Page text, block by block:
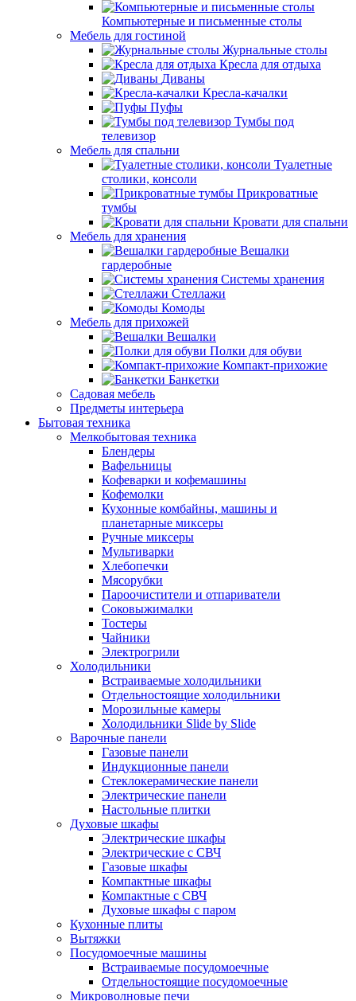
Компьютерные и письменные столы
Мебель для гостиной
Журнальные столы
Кресла для отдыха
Диваны
Кресла-качалки
Пуфы
Тумбы под
телевизор
Мебель для спальни
Туалетные
столики, консоли
Прикроватные
тумбы
Кровати для спальни
Мебель для хранения
Вешалки
гардеробные
Системы хранения
Стеллажи
Комоды
Мебель для прихожей
Вешалки
Полки для обуви
Компакт-прихожие
Банкетки
Садовая мебель
Предметы интерьера
Бытовая техника
Мелкобытовая техника
Блендеры
Вафельницы
Кофеварки и кофемашины
Кофемолки
Кухонные комбайны, машины и
планетарные миксеры
Ручные миксеры
Мультиварки
Хлебопечки
Мясорубки
Пароочистители и отпариватели
Соковыжималки
Тостеры
Чайники
Электрогрили
Холодильники
Встраиваемые холодильники
Отдельностоящие холодильники
Морозильные камеры
Холодильники Slide by Slide
Варочные панели
Газовые панели
Индукционные панели
Стеклокерамические панели
Электрические панели
Настольные плитки
Духовые шкафы
Электрические шкафы
Электрические с СВЧ
Газовые шкафы
Компактные шкафы
Компактные с СВЧ
Духовые шкафы с паром
Кухонные плиты
Вытяжки
Посудомоечные машины
Встраиваемые посудомоечные
Отдельностоящие посудомоечные
Микроволновые печи